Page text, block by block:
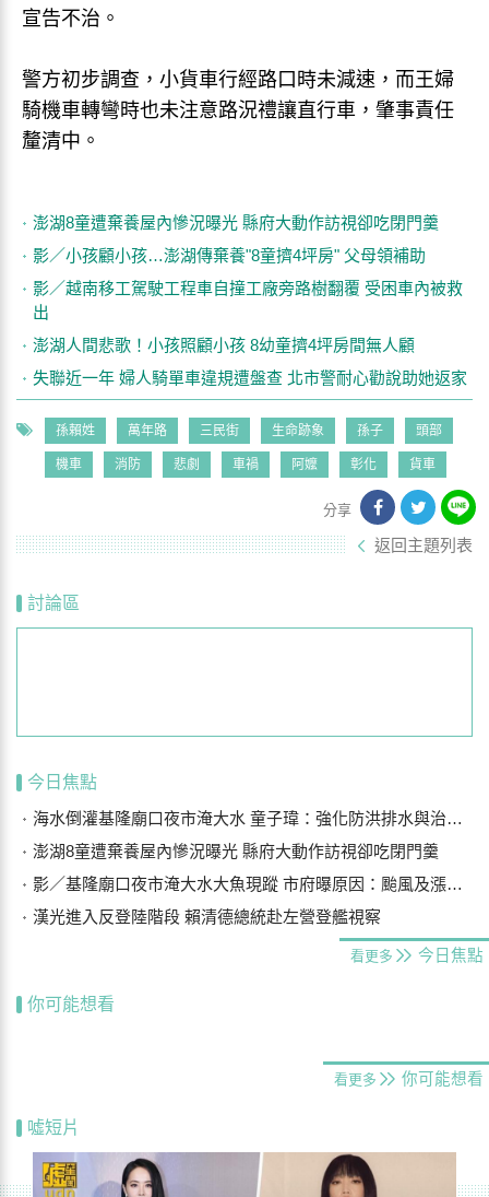
宣告不治。
警方初步調查，小貨車行經路口時未減速，而王婦
騎機車轉彎時也未注意路況禮讓直行車，肇事責任
釐清中。
澎湖8童遭棄養屋內慘況曝光 縣府大動作訪視卻吃閉門羹
影／小孩顧小孩…澎湖傳棄養"8童擠4坪房" 父母領補助
影／越南移工駕駛工程車自撞工廠旁路樹翻覆 受困車內被救
出
澎湖人間悲歌！小孩照顧小孩 8幼童擠4坪房間無人顧
失聯近一年 婦人騎單車違規遭盤查 北市警耐心勸說助她返家
孫賴姓 萬年路 三民街 生命跡象 孫子 頭部
機車 消防 悲劇 車禍 阿嬤 彰化 貨車
分享
返回主題列表
討論區
今日焦點
海水倒灌基隆廟口夜市淹大水 童子瑋：強化防洪排水與治水基礎建設
澎湖8童遭棄養屋內慘況曝光 縣府大動作訪視卻吃閉門羹
影／基隆廟口夜市淹大水大魚現蹤 市府曝原因：颱風及漲潮海水倒灌
漢光進入反登陸階段 賴清德總統赴左營登艦視察
看更多 今日焦點
你可能想看
看更多 你可能想看
噓短片